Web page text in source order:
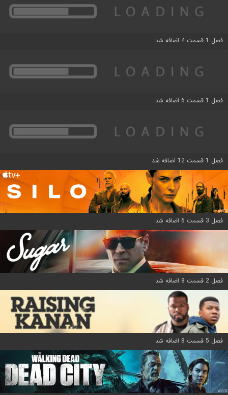
فصل 1 قسمت 4 اضافه شد
فصل 1 قسمت 6 اضافه شد
فصل 1 قسمت 12 اضافه شد
فصل 3 قسمت 6 اضافه شد
فصل 2 قسمت 8 اضافه شد
فصل 5 قسمت 8 اضافه شد